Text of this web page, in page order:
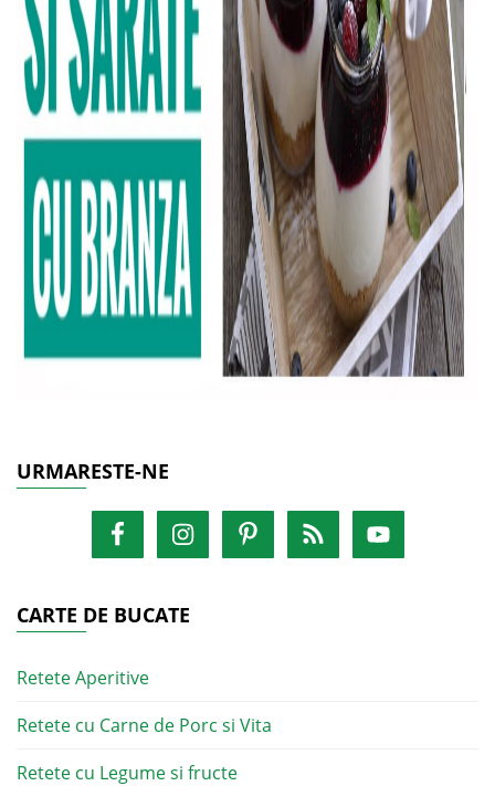
URMARESTE-NE
CARTE DE BUCATE
Retete Aperitive
Retete cu Carne de Porc si Vita
Retete cu Legume si fructe